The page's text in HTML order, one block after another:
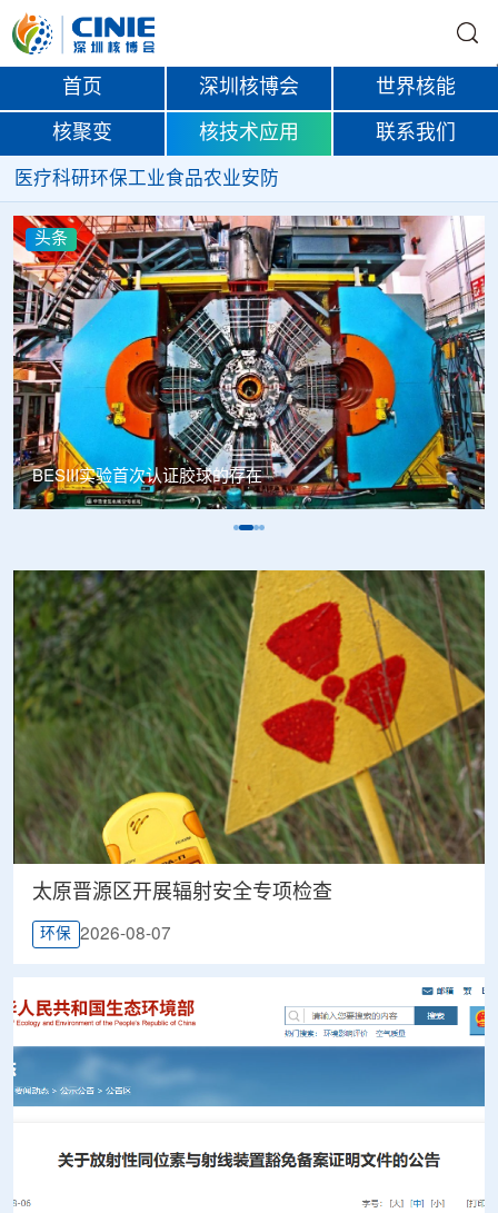
首页 深圳核博会 世界核能
核聚变 核技术应用 联系我们
医疗科研环保工业食品农业安防
头条
Thor Medical从AlphaOne首次交付高纯度钍-228，商业供货
启动
太原晋源区开展辐射安全专项检查
环保 2026-08-07